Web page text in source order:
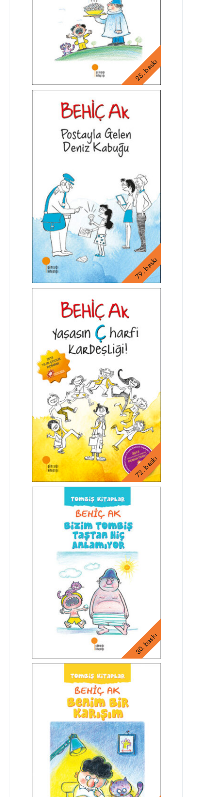
25. baskı
79. baskı
72. baskı
30. baskı